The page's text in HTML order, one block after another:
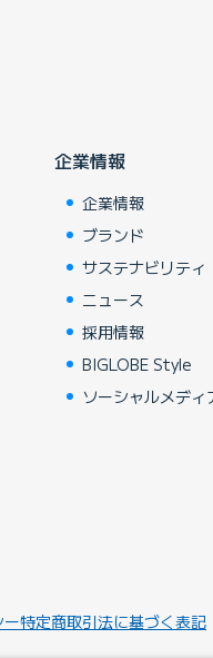
企業情報
企業情報
ブランド
サステナビリティ
ニュース
採用情報
BIGLOBE Style
ソーシャルメディ
特定商取引法に基づく表記